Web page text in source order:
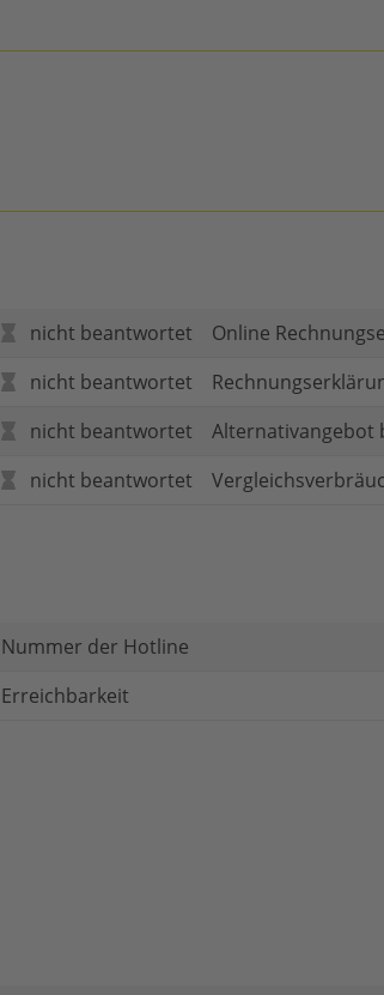
nicht beantwortet
Online
nicht beantwortet
nicht beantwortet
Alternativangebot
nicht beantwortet
Nummer der Hotline
Erreichbarkeit